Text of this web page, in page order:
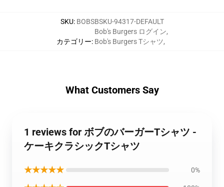
SKU: BOBSBSKU-94317-DEFAULT
カテゴリー:
Bob's Burgers ログイン,
Bob's Burgers Tシャツ,
What Customers Say
1 reviews for ボブのバーガーTシャツ -
ケーキクラシックTシャツ
★★★★★ 0%